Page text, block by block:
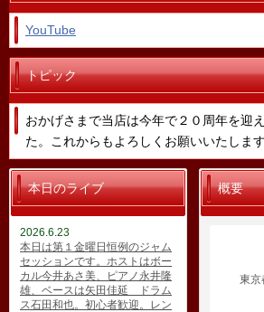
YouTube
トピック
おかげさまで当店は今年で２０周年を迎
た。これからもよろしくお願いいたします
本日のライブ
2026.6.23
本日は第１金曜日恒例のジャム
セッションです。ホストはボー
カル今井あさ美、ピアノ永井隆
雄、ベースは矢田佳延 ドラム
ス石田和也。初心者歓迎。レン
概要
東京